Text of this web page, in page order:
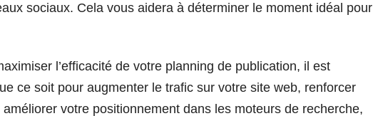
sociaux. Cela vous aidera à déterminer le moment idéal pour
l’efficacité de votre planning de publication, il est
ce soit pour augmenter le trafic sur votre site web, renforcer
votre positionnement dans les moteurs de recherche,